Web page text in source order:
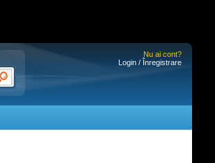
Nu ai cont?
Login / Înregistrare